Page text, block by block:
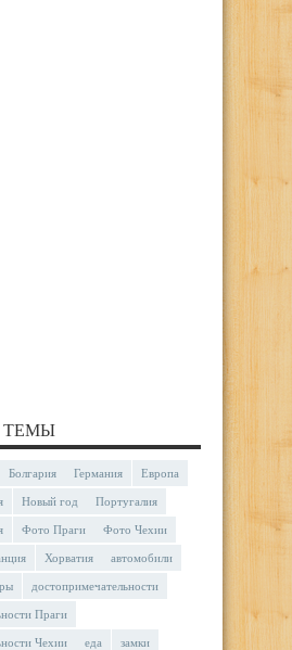
ТЕМЫ
Болгария Германия Европа
Новый год Португалия
Фото Праги Фото Чехии
Хорватия автомобили
достопримечательности
Праги
Чехии еда замки